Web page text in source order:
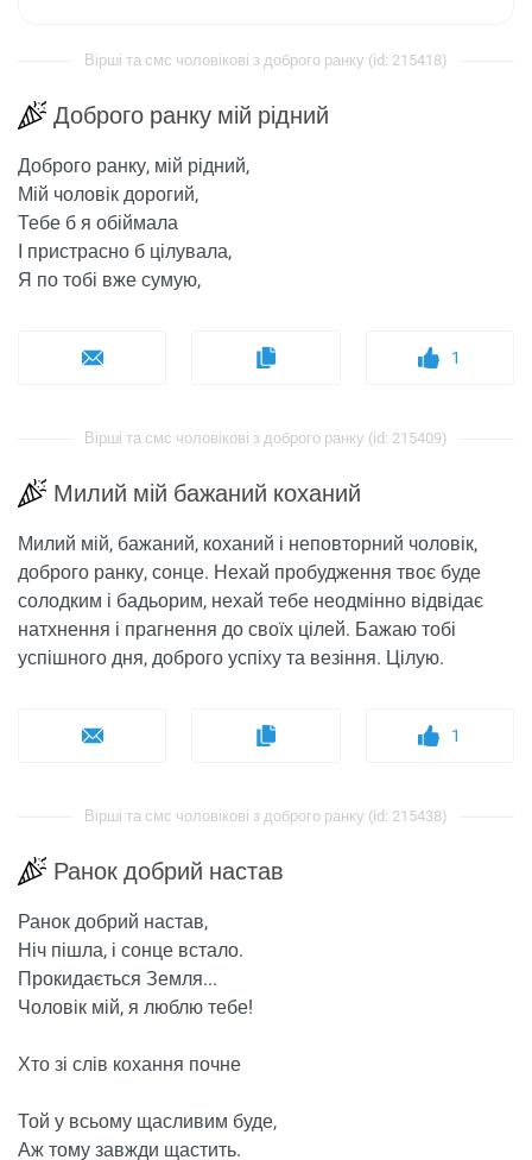
Вірші та смс чоловікові з доброго ранку (id: 215418)
Доброго ранку мій рідний
Доброго ранку, мій рідний,
Мій чоловік дорогий,
Тебе б я обіймала
І пристрасно б цілувала,
Я по тобі вже сумую,
1
Вірші та смс чоловікові з доброго ранку (id: 215409)
Милий мій бажаний коханий
Милий мій, бажаний, коханий і неповторний чоловік,
доброго ранку, сонце. Нехай пробудження твоє буде
солодким і бадьорим, нехай тебе неодмінно відвідає
натхнення і прагнення до своїх цілей. Бажаю тобі
успішного дня, доброго успіху та везіння. Цілую.
1
Вірші та смс чоловікові з доброго ранку (id: 215438)
Ранок добрий настав
Ранок добрий настав,
Ніч пішла, і сонце встало.
Прокидається Земля...
Чоловік мій, я люблю тебе!
Хто зі слів кохання почне
Той у всьому щасливим буде,
Аж тому завжди щастить.